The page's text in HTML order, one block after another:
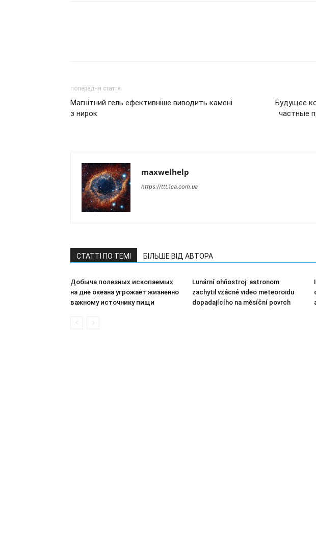
попередня стаття
Магнітний гель ефективніше виводить камені
з нирок
Будущее
частные
maxwelhelp
https://ttt.1ca.com.ua
СТАТТІ ПО ТЕМІ БІЛЬШЕ ВІД АВТОРА
Добыча полезных ископаемых
на дне океана угрожает жизненно
важному источнику пищи
Lunární ohňostroj: astronom
zachytil vzácné video meteoroidu
dopadajícího na měsíční povrch